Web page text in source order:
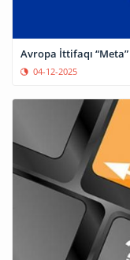
Avropa İttifaqı
04-12-2025